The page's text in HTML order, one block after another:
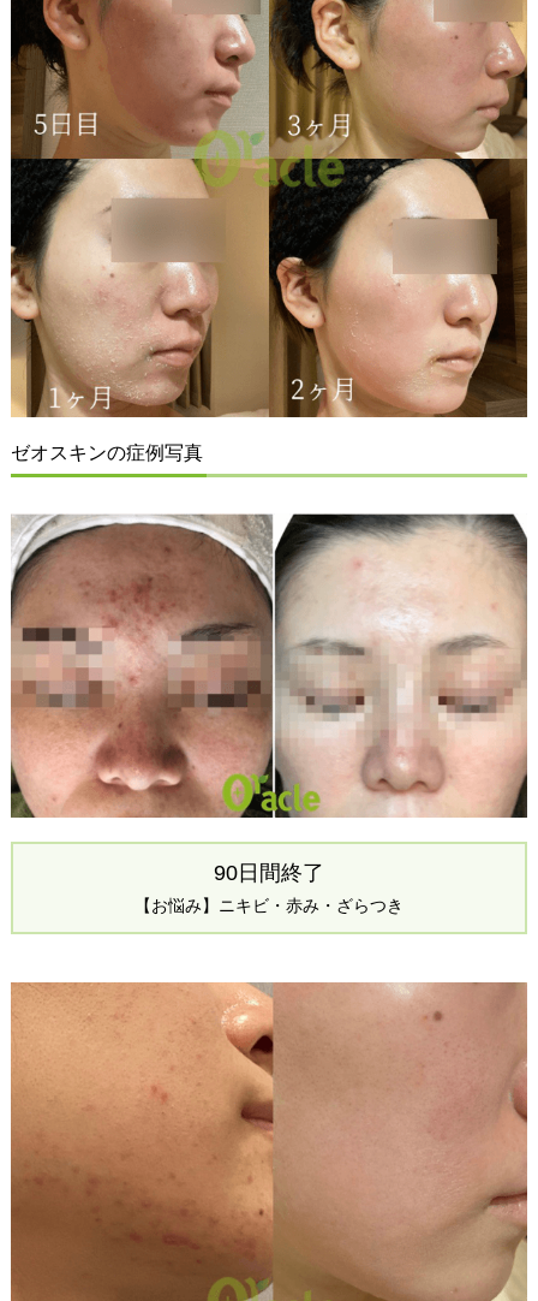
ゼオスキンの症例写真
90日間終了
【お悩み】ニキビ・赤み・ざらつき